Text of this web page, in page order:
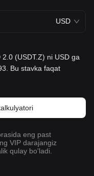
USD
(USDT.Z) ni USD ga
Bu stavka faqat
eng past
VIP darajangiz
qulay bo'ladi.